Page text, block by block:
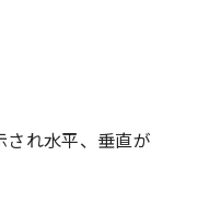
され水平、垂直が